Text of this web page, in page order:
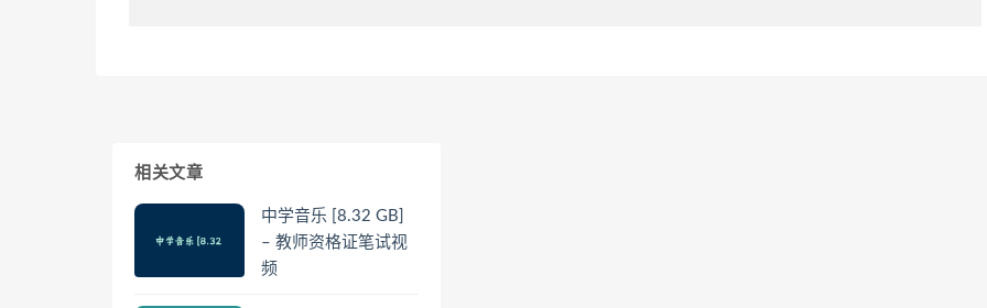
相关文章
中学音乐 [8.32 GB]
– 教师资格证笔试视
频